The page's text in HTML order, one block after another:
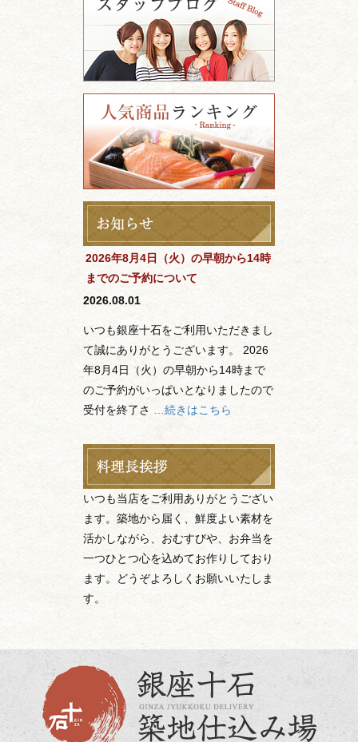
2026年8月4日（火）の早朝から14時
までのご予約について
2026.08.01
いつも銀座十石をご利用いただきまし
て誠にありがとうございます。 2026
年8月4日（火）の早朝から14時まで
のご予約がいっぱいとなりましたので
受付を終了さ
…続きはこちら
いつも当店をご利用ありがとうござい
ます。築地から届く、鮮度よい素材を
活かしながら、おむすびや、お弁当を
一つひとつ心を込めてお作りしており
ます。どうぞよろしくお願いいたしま
す。